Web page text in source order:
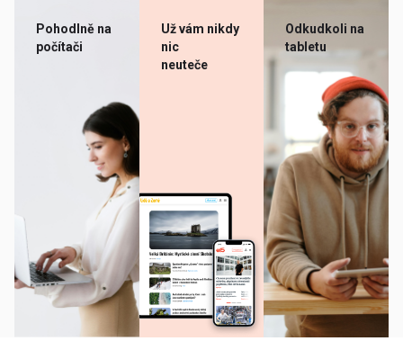
Pohodlně na
počítači
Už vám nikdy
nic
neuteče
Odkudkoli na
tabletu